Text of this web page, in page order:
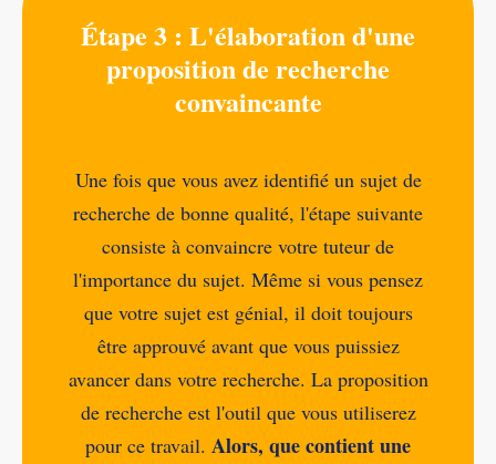
Étape 3 : L'élaboration d'une
proposition de recherche
convaincante
Une fois que vous avez identifié un sujet de
recherche de bonne qualité, l'étape suivante
consiste à convaincre votre tuteur de
l'importance du sujet. Même si vous pensez
que votre sujet est génial, il doit toujours
être approuvé avant que vous puissiez
avancer dans votre recherche. La proposition
de recherche est l'outil que vous utiliserez
pour ce travail. Alors, que contient une